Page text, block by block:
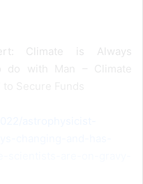
Climate is Always